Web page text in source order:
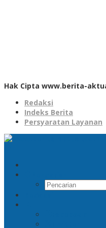
Hak Cipta www.berita-
Redaksi
Indeks Berita
Persyaratan Layanan